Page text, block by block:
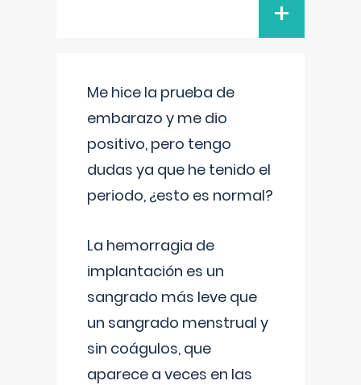
+
Me hice la prueba de
embarazo y me dio
positivo, pero tengo
dudas ya que he tenido el
periodo, ¿esto es normal?
La hemorragia de
implantación es un
sangrado más leve que
un sangrado menstrual y
sin coágulos, que
aparece a veces en las